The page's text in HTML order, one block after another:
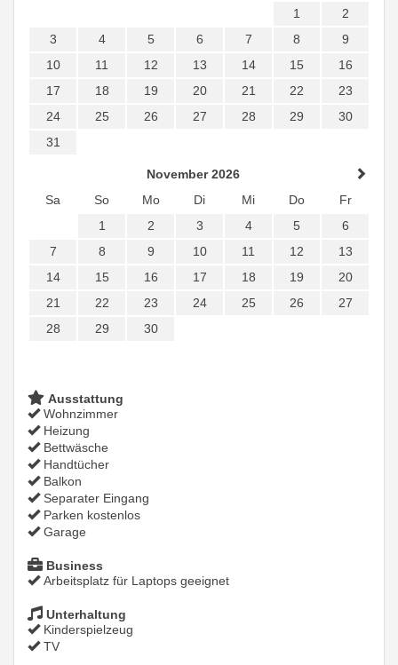
1
2
3
4 5 6 7 8
9
10
11 12 13 14 15
16
17
18 19 20 21 22
23
24
25 26 27 28 29
30
31
November 2026
Sa
So Mo Di Mi Do
Fr
1
2 3 4 5
6
7
8 9 10 11 12
13
14
15 16 17 18 19
20
21
22 23 24 25 26
27
28
29 30
Ausstattung
Wohnzimmer
Heizung
Bettwäsche
Handtücher
Balkon
Separater Eingang
Parken kostenlos
Garage
Business
Arbeitsplatz für Laptops geeignet
Unterhaltung
Kinderspielzeug
TV